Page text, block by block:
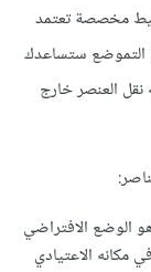
مخصصة تعتمد
التموضع ستساعدك
نقل العنصر خارج
الوضع الافتراضي
مكانه الاعتيادي